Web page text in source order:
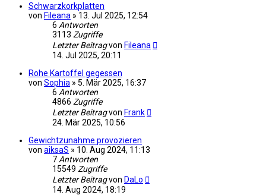
Schwarzkorkplatten
von Fileana » 13. Jul 2025, 12:54
6 Antworten
3113 Zugriffe
Letzter Beitragvon Fileana
14. Jul 2025, 20:11
Rohe Kartoffel gegessen
von Sophia » 5. Mär 2025, 16:37
6 Antworten
4866 Zugriffe
Letzter Beitragvon Frank
24. Mär 2025, 10:56
Gewichtzunahme provozieren
von aiksaS » 10. Aug 2024, 11:13
7 Antworten
15549 Zugriffe
Letzter Beitragvon DaLo
14. Aug 2024, 18:19